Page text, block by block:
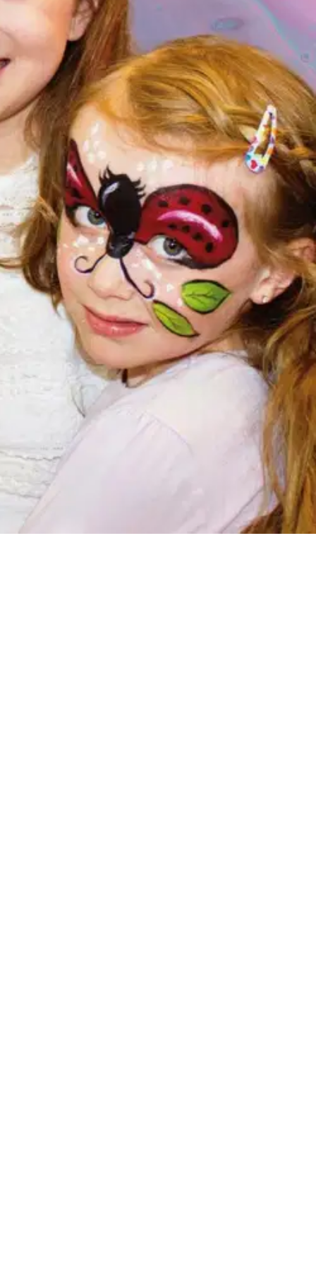
pois. Kirjassa myös pieni kielikylpy. Kasvomaalauksia on hauska
ja antaa mielikuvituksen lentää. Kasvomaalaus toimii
Maalaustaide rauhoittaa, lisää mielikuvitusta, kehittää silmän ja
kaikki on mahdollista. Färgglada tankar och idéer om
att göra och de ger färg och glädje till alla typer av fester och
som en bra konstterapi och en trevlig aktivitetssession. Detta
får konstnären att känna glädjen av framgång. Här uppmuntrar vi
about face paintings. For paintings we use safe watercolors
or just to brighten up your everyday life. A great way to peek
is suitable for everyone regardless of age. It is also for the
makes the artist feel the joy of success. Here encourage the